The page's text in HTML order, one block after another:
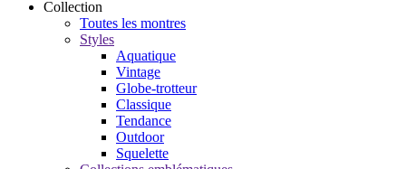
Collection
Toutes les montres
Styles
Aquatique
Vintage
Globe-trotteur
Classique
Tendance
Outdoor
Squelette